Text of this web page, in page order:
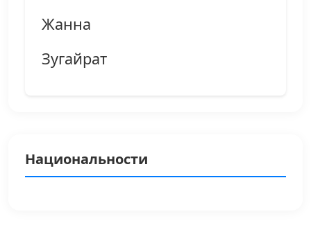
Жанна
Зугайрат
Национальности